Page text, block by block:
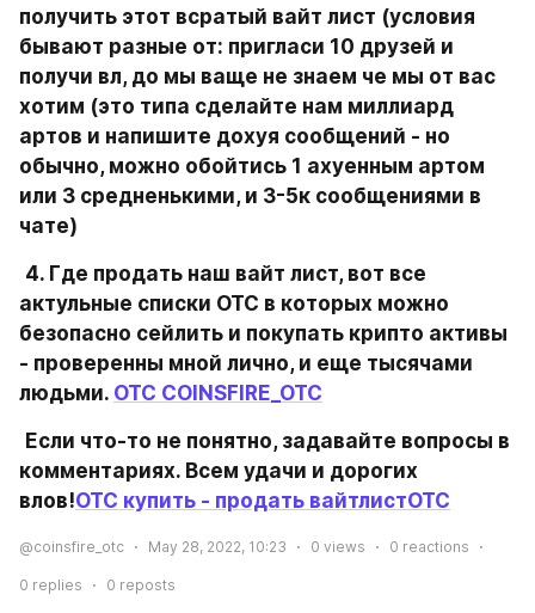
получить этот всратый вайт лист (условия
бывают разные от: пригласи 10 друзей и
получи вл, до мы ваще не знаем че мы от вас
хотим (это типа сделайте нам миллиард
артов и напишите дохуя сообщений - но
обычно, можно обойтись 1 ахуенным артом
или 3 средненькими, и 3-5к сообщениями в
чате)
4. Где продать наш вайт лист, вот все
актульные списки ОТС в которых можно
безопасно сейлить и покупать крипто активы
- проверенны мной лично, и еще тысячами
людьми. OTC COINSFIRE_OTC
Если что-то не понятно, задавайте вопросы в
комментариях. Всем удачи и дорогих
влов!OTC купить - продать вайтлистОТС
@coinsfire_otc May 28, 2022, 10:23 0 views 0 reactions
0 replies 0 reposts